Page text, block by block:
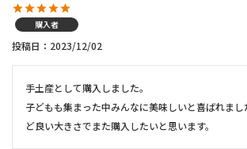
購入者
投稿日 2023/12/02
手土産として購入しました。
子どもも集まった中みんなに美味しいと喜ばれまし
ど良い大きさでまた購入したいと思います。